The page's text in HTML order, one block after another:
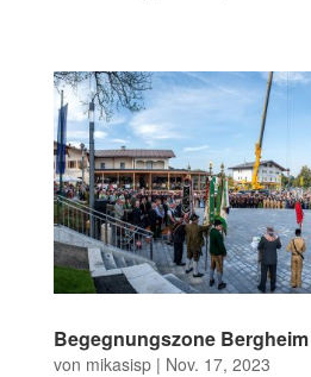
Begegnungszone Bergheim
von mikasisp| Nov. 17, 2023